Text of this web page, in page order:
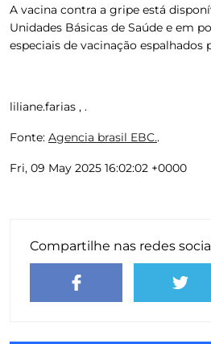
A vacina contra a gripe está
Unidades Básicas de Saúde e em
especiais de vacinação espalhados
liliane.farias , .
Fonte: Agencia brasil EBC..
Fri, 09 May 2025 16:02:02 +0000
Compartilhe nas redes